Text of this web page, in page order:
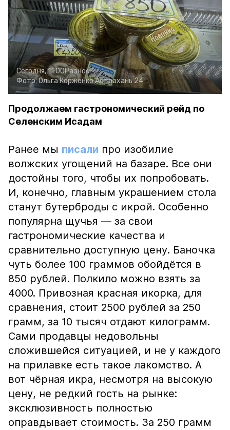
Сегодня, 11:00Разное
Фото:Ольга КорженкоАстрахань 24
Продолжаем гастрономический рейд по
Селенским Исадам
Ранее мы писали про изобилие
волжских угощений на базаре. Все они
достойны того, чтобы их попробовать.
И, конечно, главным украшением стола
станут бутерброды с икрой. Особенно
популярна щучья — за свои
гастрономические качества и
сравнительно доступную цену. Баночка
чуть более 100 граммов обойдётся в
850 рублей. Полкило можно взять за
4000. Привозная красная икорка, для
сравнения, стоит 2500 рублей за 250
грамм, за 10 тысяч отдают килограмм.
Сами продавцы недовольны
сложившейся ситуацией, и не у каждого
на прилавке есть такое лакомство. А
вот чёрная икра, несмотря на высокую
цену, не редкий гость на рынке:
эксклюзивность полностью
оправдывает стоимость. За 250 грамм